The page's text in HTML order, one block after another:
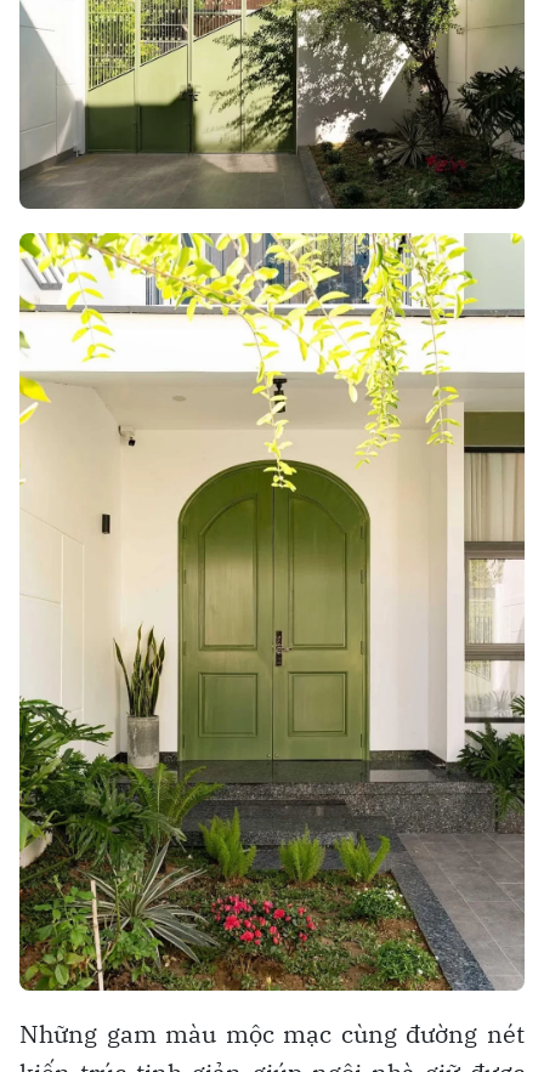
Những gam màu mộc mạc cùng đường nét